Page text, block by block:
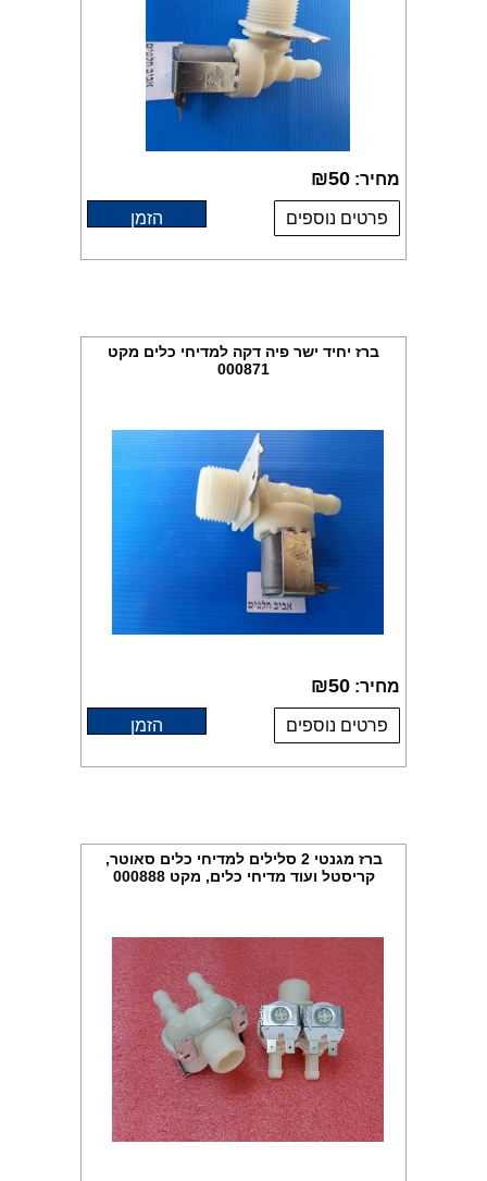
מחיר: ₪50
פרטים נוספים הזמן
ברז יחיד ישר פיה דקה למדיחי כלים מקט
000871
מחיר: ₪50
פרטים נוספים הזמן
ברז מגנטי 2 סלילים למדיחי כלים סאוטר,
קריסטל ועוד מדיחי כלים, מקט 000888